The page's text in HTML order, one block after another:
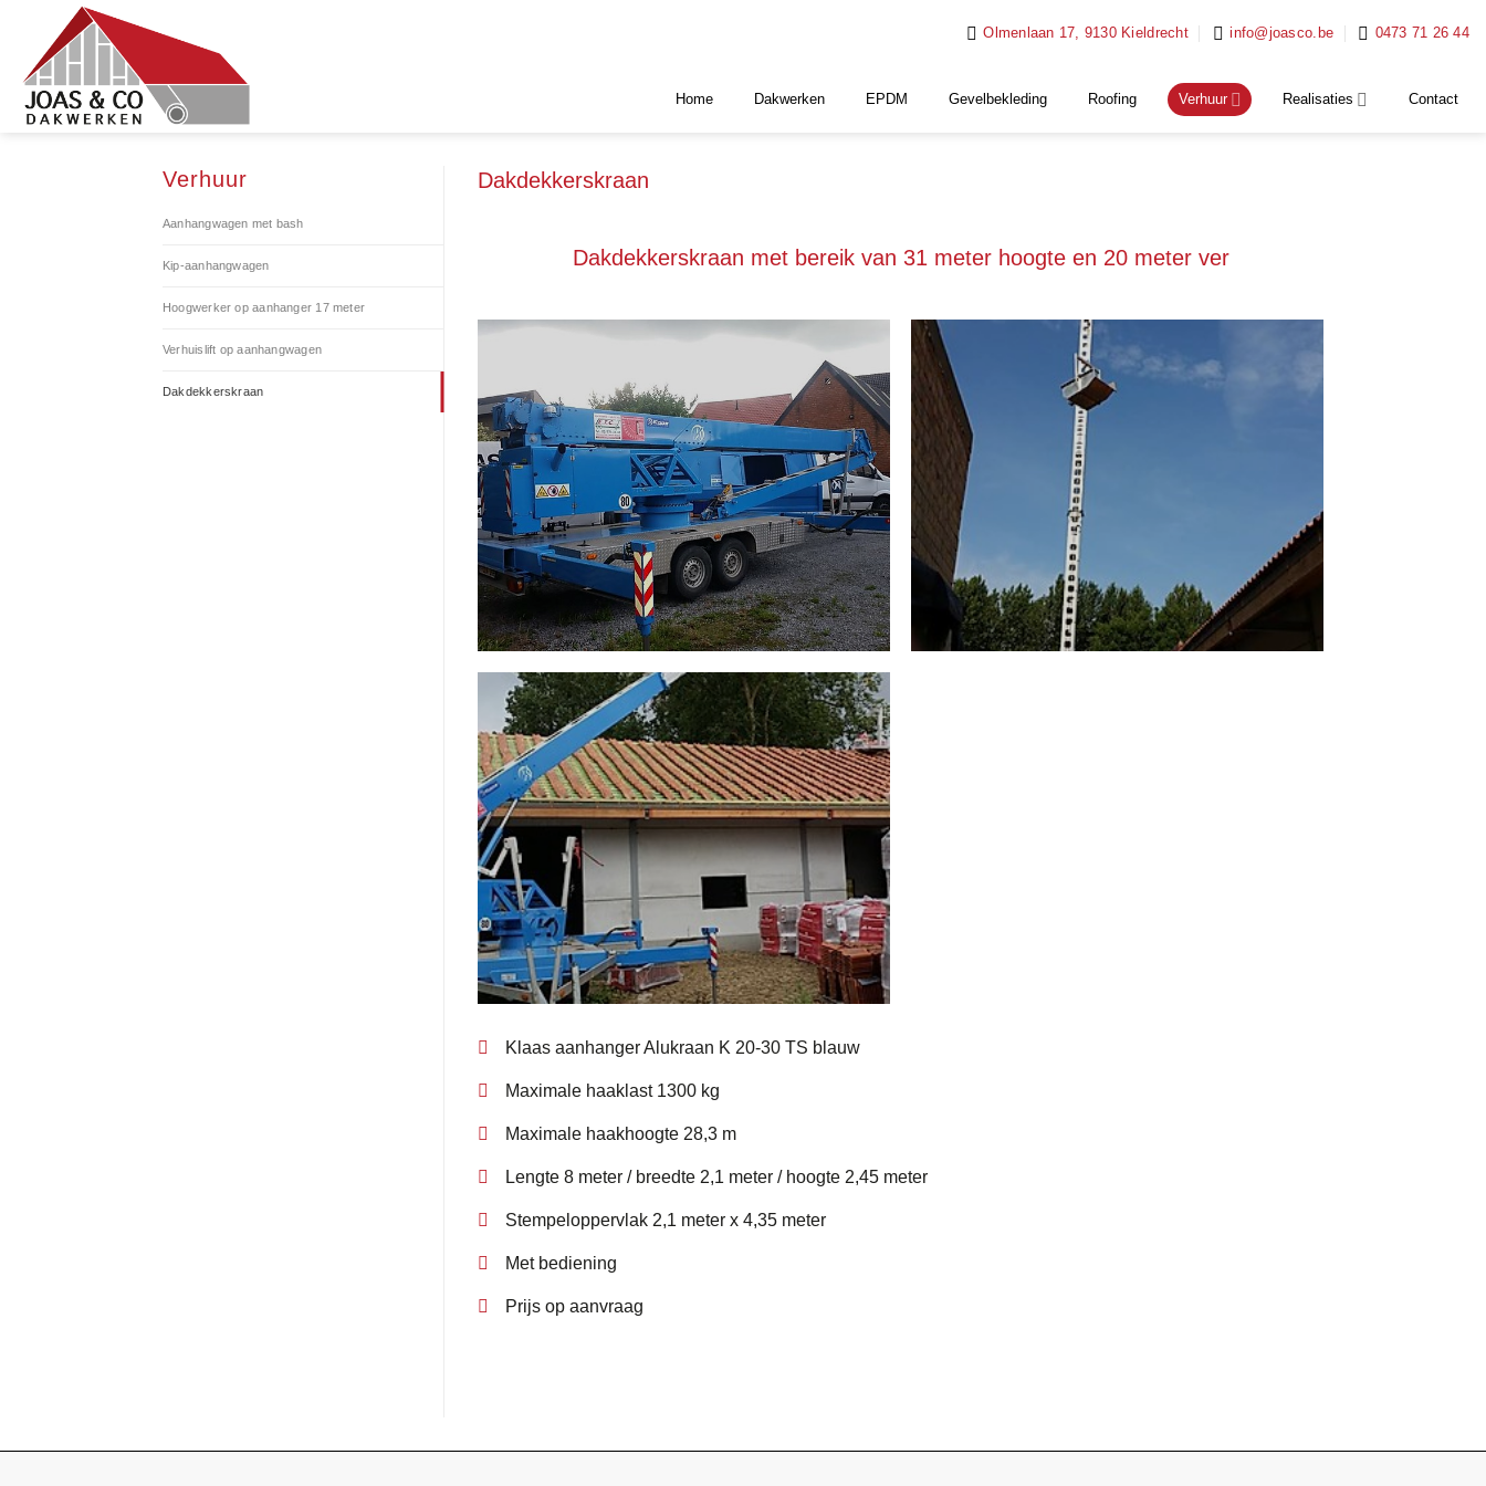
content
Olmenlaan 17, 9130 Kieldrecht info@joasco.be 0473 71 26 44
Home Dakwerken EPDM Gevelbekleding Roofing Verhuur Realisaties Contact
Verhuur
Aanhangwagen met bash
Kip-aanhangwagen
Hoogwerker op aanhanger 17 meter
Verhuislift op aanhangwagen
Dakdekkerskraan
Dakdekkerskraan
Dakdekkerskraan met bereik van 31 meter hoogte en 20 meter ver
Klaas aanhanger Alukraan K 20-30 TS blauw
Maximale haaklast 1300 kg
Maximale haakhoogte 28,3 m
Lengte 8 meter / breedte 2,1 meter / hoogte 2,45 meter
Stempeloppervlak 2,1 meter x 4,35 meter
Met bediening
Prijs op aanvraag